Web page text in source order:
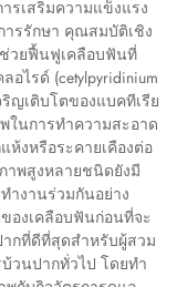
รเสริมความแข็งแรง
ารรักษา คุณสมบัติเชิง
วยฟื้นฟูเคลือบฟันที่
ไรด์ (cetylpyridinium
ญเติบโตของแบคทีเรีย
ในการทำความสะอาด
ห้งหรือระคายเคืองต่อ
าพสูงหลายชนิดยังมี
ำงานร่วมกันอย่าง
องเคลือบฟันก่อนที่จะ
กที่ดีที่สุดสำหรับผู้สวม
วนปากทั่วไป โดยทำ